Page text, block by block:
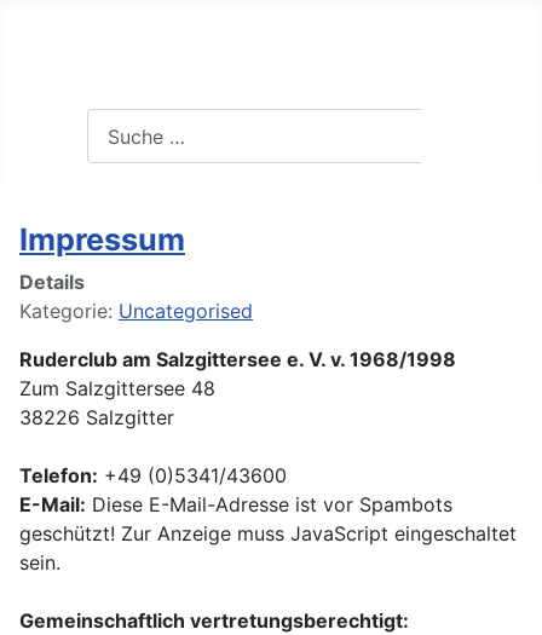
Impressum
Details
Kategorie: Uncategorised
Ruderclub am Salzgittersee e. V. v. 1968/1998
Zum Salzgittersee 48
38226 Salzgitter
Telefon: +49 (0)5341/43600
E-Mail: Diese E-Mail-Adresse ist vor Spambots
geschützt! Zur Anzeige muss JavaScript eingeschaltet
sein.
Gemeinschaftlich vertretungsberechtigt: